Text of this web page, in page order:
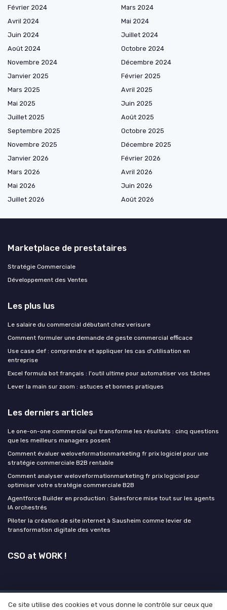
Février 2024
Mars 2024
Avril 2024
Mai 2024
Juin 2024
Juillet 2024
Août 2024
Octobre 2024
Novembre 2024
Décembre 2024
Janvier 2025
Février 2025
Mars 2025
Avril 2025
Mai 2025
Juin 2025
Juillet 2025
Août 2025
Septembre 2025
Octobre 2025
Novembre 2025
Décembre 2025
Janvier 2026
Février 2026
Mars 2026
Avril 2026
Mai 2026
Juin 2026
Juillet 2026
Août 2026
Marketplace de prestataires
Stratégie Commerciale
Développement des Ventes
Les plus lus
Le salaire du commercial débutant chez verisure
Comment formuler une demande de geste commercial efficace
Use case def : comprendre et appliquer les cas d'utilisation en
entreprise
Excel formula bot français : l'outil ultime pour automatiser vos tâches
Lever la main sur zoom : astuces et bonnes pratiques
Les derniers articles
Le one-on-one commercial qui transforme les résultats : cinq questions
que les meilleurs managers posent
Comment évaluer weloveformationmarketing fr prix logiciel pour une
stratégie commerciale B2B rentable
Comment analyser weloveformationmarketing fr prix logiciel pour
optimiser votre stratégie commerciale B2B
Agentforce Builder en production : Salesforce mise tout sur les agents
IA orchestrés
Piloter la création de site internet à Sausheim comme levier de
transformation digitale des ventes
CSO at WORK !
Mentions légales Politique de confidentialité Grande
Ce site utilise des cookies et vous donne le contrôle sur ceux que